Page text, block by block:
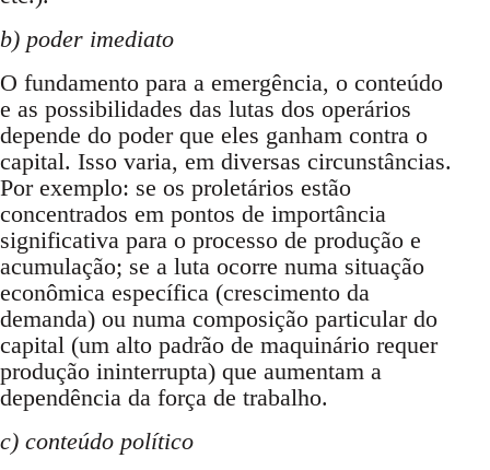
b) poder imediato
O fundamento para a emergência, o conteúdo
e as possibilidades das lutas dos operários
depende do poder que eles ganham contra o
capital. Isso varia, em diversas circunstâncias.
Por exemplo: se os proletários estão
concentrados em pontos de importância
significativa para o processo de produção e
acumulação; se a luta ocorre numa situação
econômica específica (crescimento da
demanda) ou numa composição particular do
capital (um alto padrão de maquinário requer
produção ininterrupta) que aumentam a
dependência da força de trabalho.
c) conteúdo político